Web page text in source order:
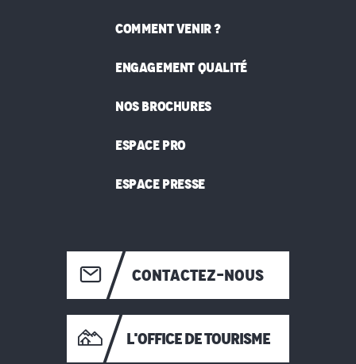
COMMENT VENIR ?
ENGAGEMENT QUALITÉ
NOS BROCHURES
ESPACE PRO
ESPACE PRESSE
CONTACTEZ-NOUS
L'OFFICE DE TOURISME